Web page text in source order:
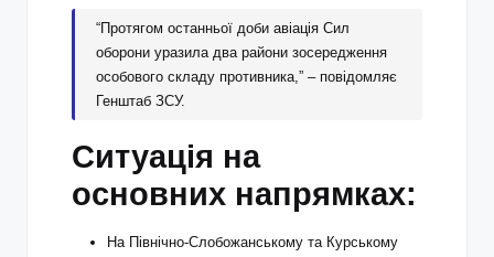
“Протягом останньої доби авіація Сил
оборони уразила два райони зосередження
особового складу противника,” – повідомляє
Генштаб ЗСУ.
Ситуація на
основних напрямках:
На Північно-Слобожанському та Курському